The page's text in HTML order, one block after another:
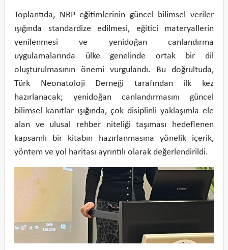
Toplantıda, NRP eğitimlerinin güncel bilimsel veriler
ışığında standardize edilmesi, eğitici materyallerin
yenilenmesi ve yenidoğan canlandırma
uygulamalarında ülke genelinde ortak bir dil
oluşturulmasının önemi vurgulandı. Bu doğrultuda,
Türk Neonatoloji Derneği tarafından ilk kez
hazırlanacak; yenidoğan canlandırmasını güncel
bilimsel kanıtlar ışığında, çok disiplinli yaklaşımla ele
alan ve ulusal rehber niteliği taşıması hedeflenen
kapsamlı bir kitabın hazırlanmasına yönelik içerik,
yöntem ve yol haritası ayrıntılı olarak değerlendirildi.